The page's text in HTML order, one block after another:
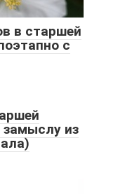
в старшей
с
замыслу из